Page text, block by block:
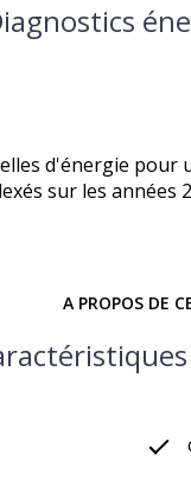
d'énergie pour
sur les années
A PROPOS DE